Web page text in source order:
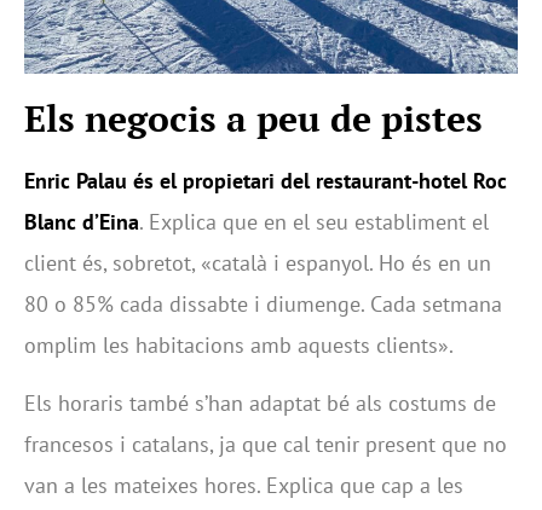
Els negocis a peu de pistes
Enric Palau és el propietari del restaurant-hotel Roc
Blanc d’Eina. Explica que en el seu establiment el
client és, sobretot, «català i espanyol. Ho és en un
80 o 85% cada dissabte i diumenge. Cada setmana
omplim les habitacions amb aquests clients».
Els horaris també s’han adaptat bé als costums de
francesos i catalans, ja que cal tenir present que no
van a les mateixes hores. Explica que cap a les